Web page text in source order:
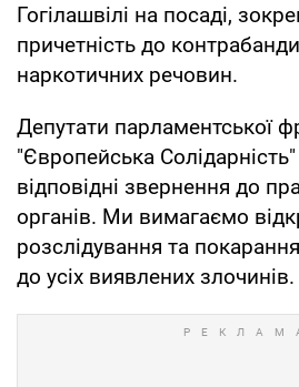
Гогілашвілі на посаді,
причетність до
наркотичних речовин.
Депутати парламентської
"Європейська
відповідні звернення до
органів. Ми вимагаємо
розслідування та
до усіх виявлених злочинів.